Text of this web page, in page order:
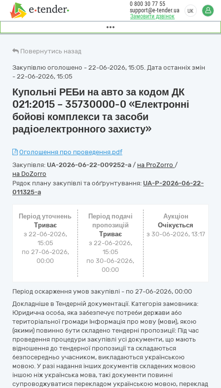
Замовити дзвінок
0 800 30 77 55
support@e-tender.ua
UK
Повернутись назад
Закупівлю оголошено - 22-06-2026, 15:05. Дата останніх змін
- 22-06-2026, 15:05
Купольні РЕБи на авто за кодом ДК
021:2015 – 35730000-0 «Електронні
бойові комплекси та засоби
радіоелектронного захисту»
Оголошення про проведення.pdf
Закупівля: UA-2026-06-22-009252-a / на ProZorro /
на DoZorro
Рядок плану закупівлі та обґрунтування: UA-P-2026-06-22-
011325-a
Період уточнень
Триває
з 22-06-2026,
15:05
по 27-06-2026,
00:00
Період подачі
пропозицій
Триває
з 22-06-2026,
15:05
по 30-06-2026,
00:00
Аукціон
Очікується
з 30-06-2026, 13:17
Період оскарження умов закупівлі - по 27-06-2026, 00:00
Докладніше в Тендерній документації. Категорія замовника:
Юридична особа, яка забезпечує потреби держави або
територіальної громади Інформація про мову (мови), якою
(якими) повинно бути складено тендерні пропозиції: Під час
проведення процедури закупівлі усі документи, що мають
відношення до тендерної пропозиції та складаються
безпосередньо учасником, викладаються українською
мовою. У разі надання інших документів складених мовою
іншою ніж українська мова, такі документи повинні
супроводжуватися перекладом українською мовою, переклад